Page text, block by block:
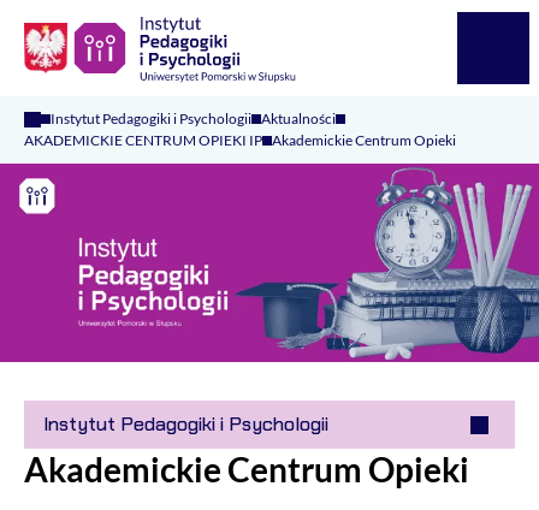
Instytut Pedagogiki i Psychologii Aktualności
AKADEMICKIE CENTRUM OPIEKI IP Akademickie Centrum Opieki
Instytut Pedagogiki i Psychologii
Akademickie Centrum Opieki
Logo Kaliop Poland